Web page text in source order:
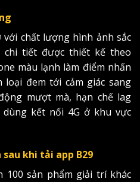
chất lượng hình ảnh sắc
chi tiết được thiết kế theo
màu lạnh làm điểm nhấn
đem tới cảm giác sang
mượt mà, hạn chế lag
kết nối 4G ở khu vực
khi tải app B29
100 sản phẩm giải trí khác